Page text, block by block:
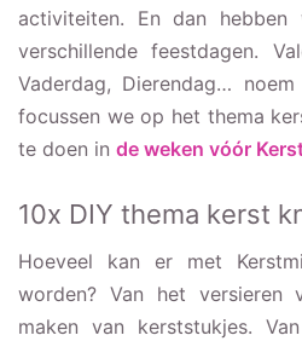
activiteiten. En dan
verschillende feestdagen.
Vaderdag, Dierendag…
focussen we op het thema
te doen in de weken vóór
10x DIY thema kerst
Hoeveel kan er met
worden? Van het versieren
maken van kerststukjes.